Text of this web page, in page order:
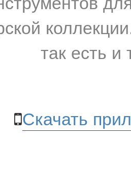
так есть и
Скачать